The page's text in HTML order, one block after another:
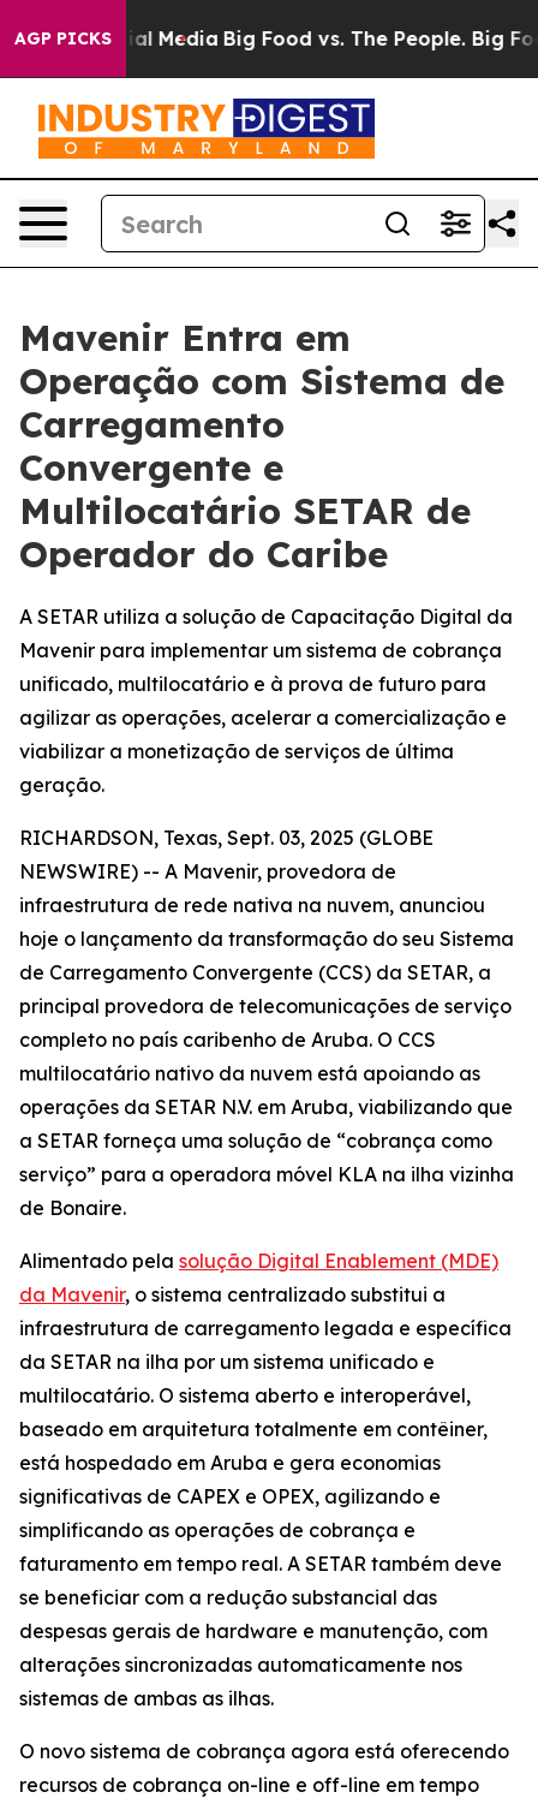
AGP PICKS
on Social Media Big Food vs. The People. Big
Mavenir Entra em
Operação com Sistema de
Carregamento
Convergente e
Multilocatário SETAR de
Operador do Caribe
A SETAR utiliza a solução de Capacitação Digital da
Mavenir para implementar um sistema de cobrança
unificado, multilocatário e à prova de futuro para
agilizar as operações, acelerar a comercialização e
viabilizar a monetização de serviços de última
geração.
RICHARDSON, Texas, Sept. 03, 2025 (GLOBE
NEWSWIRE) -- A Mavenir, provedora de
infraestrutura de rede nativa na nuvem, anunciou
hoje o lançamento da transformação do seu Sistema
de Carregamento Convergente (CCS) da SETAR, a
principal provedora de telecomunicações de serviço
completo no país caribenho de Aruba. O CCS
multilocatário nativo da nuvem está apoiando as
operações da SETAR N.V. em Aruba, viabilizando que
a SETAR forneça uma solução de “cobrança como
serviço” para a operadora móvel KLA na ilha vizinha
de Bonaire.
Alimentado pela solução Digital Enablement (MDE)
da Mavenir, o sistema centralizado substitui a
infraestrutura de carregamento legada e específica
da SETAR na ilha por um sistema unificado e
multilocatário. O sistema aberto e interoperável,
baseado em arquitetura totalmente em contêiner,
está hospedado em Aruba e gera economias
significativas de CAPEX e OPEX, agilizando e
simplificando as operações de cobrança e
faturamento em tempo real. A SETAR também deve
se beneficiar com a redução substancial das
despesas gerais de hardware e manutenção, com
alterações sincronizadas automaticamente nos
sistemas de ambas as ilhas.
O novo sistema de cobrança agora está oferecendo
recursos de cobrança on-line e off-line em tempo